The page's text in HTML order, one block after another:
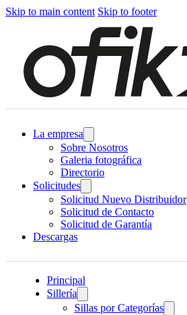
Skip to main content Skip to footer
La empresa
Sobre Nosotros
Galeria fotográfica
Directorio
Solicitudes
Solicitud Nuevo Distribuidor
Solicitud de Contacto
Solicitud de Garantía
Descargas
Principal
Sillería
Sillas por Categorías